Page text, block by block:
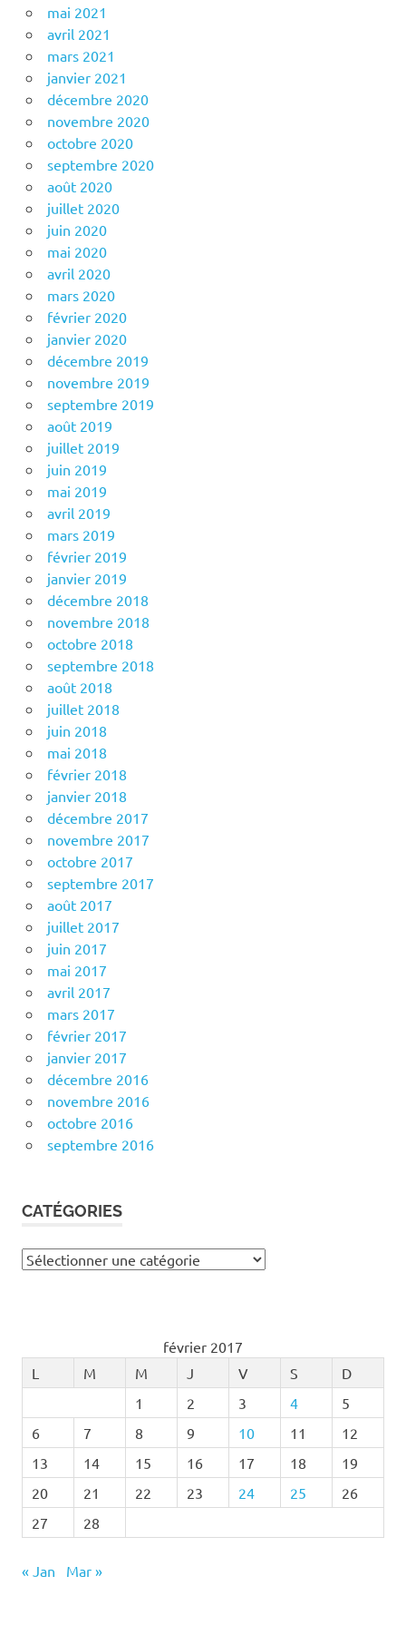
mai 2021
avril 2021
mars 2021
janvier 2021
décembre 2020
novembre 2020
octobre 2020
septembre 2020
août 2020
juillet 2020
juin 2020
mai 2020
avril 2020
mars 2020
février 2020
janvier 2020
décembre 2019
novembre 2019
septembre 2019
août 2019
juillet 2019
juin 2019
mai 2019
avril 2019
mars 2019
février 2019
janvier 2019
décembre 2018
novembre 2018
octobre 2018
septembre 2018
août 2018
juillet 2018
juin 2018
mai 2018
février 2018
janvier 2018
décembre 2017
novembre 2017
octobre 2017
septembre 2017
août 2017
juillet 2017
juin 2017
mai 2017
avril 2017
mars 2017
février 2017
janvier 2017
décembre 2016
novembre 2016
octobre 2016
septembre 2016
CATÉGORIES
Catégories
février 2017
L
M M J V S
D
1
2 3 4
5
6
7 8 9 10 11
12
13
14 15 16 17 18
19
20
21 22 23 24 25
26
27
28
« Jan Mar »